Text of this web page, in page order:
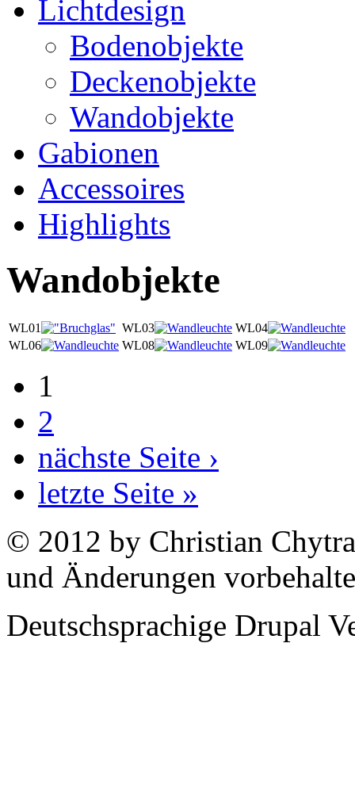
Lichtdesign
Bodenobjekte
Deckenobjekte
Wandobjekte
Gabionen
Accessoires
Highlights
Wandobjekte
WL01 WL03
WL04
WL06
WL08 WL09
1
2
nächste Seite ›
letzte Seite »
© 2012 by Christian
und Änderungen
Deutschsprachige Drupal